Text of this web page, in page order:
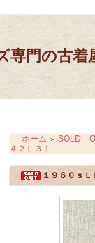
専門の古
ホーム ＞ SOLD
４２Ｌ３１
１９６０ｓ